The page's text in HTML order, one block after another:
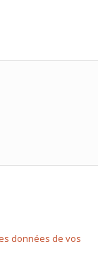
données de vos